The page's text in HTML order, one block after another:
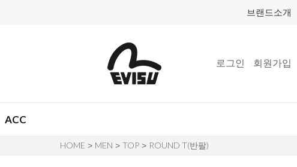
브랜드소개
로그인 회원가입
ACC
HOME > MEN > TOP > ROUND T(반팔)